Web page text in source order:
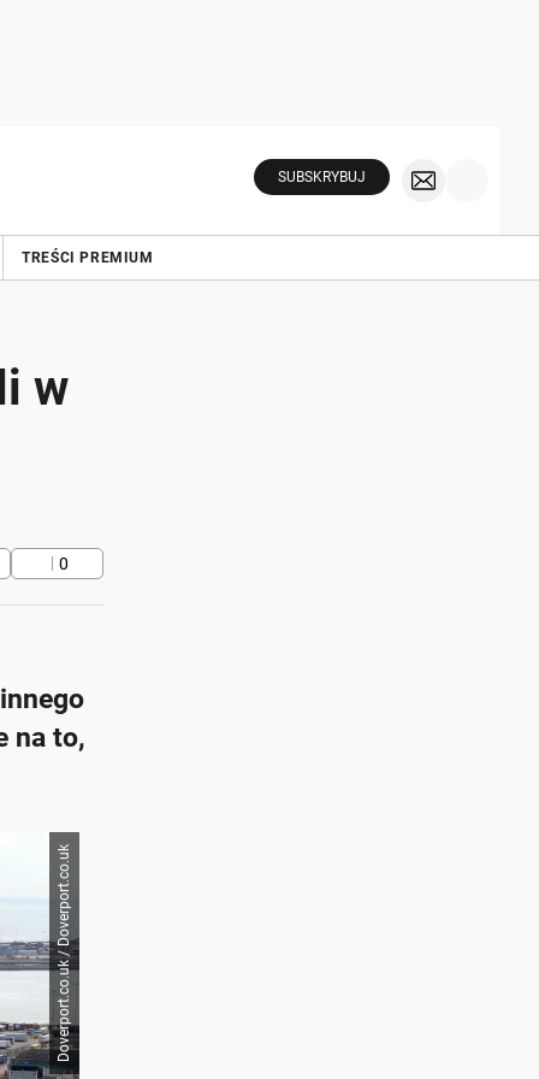
SUBSKRYBUJ
TREŚCI PREMIUM
w
0
na to,
Doverport.co.uk / Doverport.co.uk